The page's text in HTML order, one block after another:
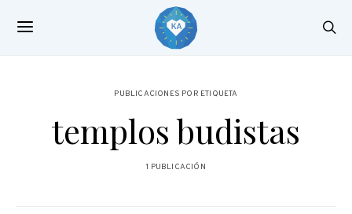
PUBLICACIONES POR ETIQUETA
templos budistas
1 PUBLICACIÓN